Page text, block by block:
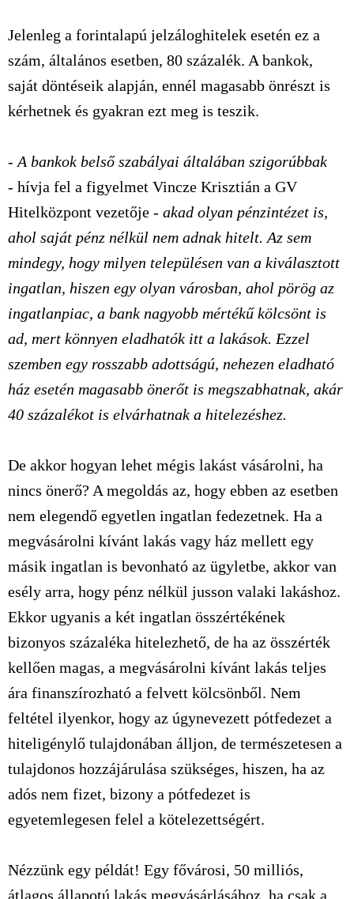
Jelenleg a forintalapú jelzáloghitelek esetén ez a
szám, általános esetben, 80 százalék. A bankok,
saját döntéseik alapján, ennél magasabb önrészt is
kérhetnek és gyakran ezt meg is teszik.
- A bankok belső szabályai általában szigorúbbak
- hívja fel a figyelmet Vincze Krisztián a GV
Hitelközpont vezetője - akad olyan pénzintézet is,
ahol saját pénz nélkül nem adnak hitelt. Az sem
mindegy, hogy milyen településen van a kiválasztott
ingatlan, hiszen egy olyan városban, ahol pörög az
ingatlanpiac, a bank nagyobb mértékű kölcsönt is
ad, mert könnyen eladhatók itt a lakások. Ezzel
szemben egy rosszabb adottságú, nehezen eladható
ház esetén magasabb önerőt is megszabhatnak, akár
40 százalékot is elvárhatnak a hitelezéshez.
De akkor hogyan lehet mégis lakást vásárolni, ha
nincs önerő? A megoldás az, hogy ebben az esetben
nem elegendő egyetlen ingatlan fedezetnek. Ha a
megvásárolni kívánt lakás vagy ház mellett egy
másik ingatlan is bevonható az ügyletbe, akkor van
esély arra, hogy pénz nélkül jusson valaki lakáshoz.
Ekkor ugyanis a két ingatlan összértékének
bizonyos százaléka hitelezhető, de ha az összérték
kellően magas, a megvásárolni kívánt lakás teljes
ára finanszírozható a felvett kölcsönből. Nem
feltétel ilyenkor, hogy az úgynevezett pótfedezet a
hiteligénylő tulajdonában álljon, de természetesen a
tulajdonos hozzájárulása szükséges, hiszen, ha az
adós nem fizet, bizony a pótfedezet is
egyetemlegesen felel a kötelezettségért.
Nézzünk egy példát! Egy fővárosi, 50 milliós,
átlagos állapotú lakás megvásárlásához, ha csak a